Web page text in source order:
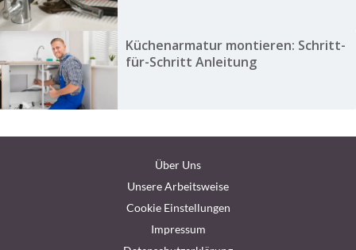
Küchenarmatur montieren: Schritt-
für-Schritt Anleitung
Über Uns
Unsere Arbeitsweise
Cookie Einstellungen
Impressum